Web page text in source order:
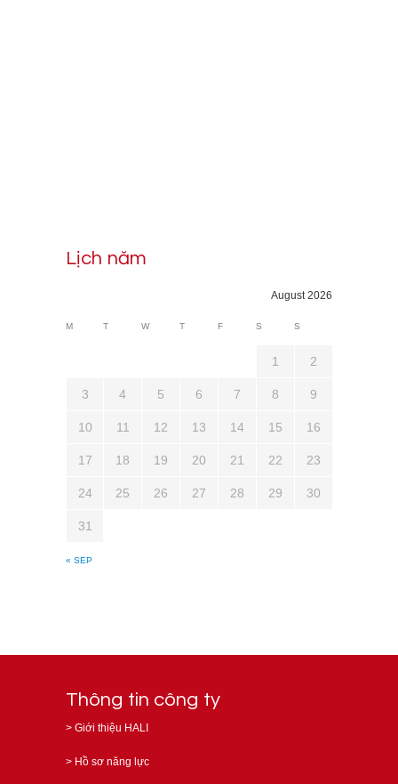
Lịch năm
August 2026
M T W T F S S
« SEP
1 2
3 4 5 6 7 8 9
10 11 12 13 14 15 16
17 18 19 20 21 22 23
24 25 26 27 28 29 30
31
Thông tin công ty
> Giới thiệu HALI
> Hồ sơ năng lực